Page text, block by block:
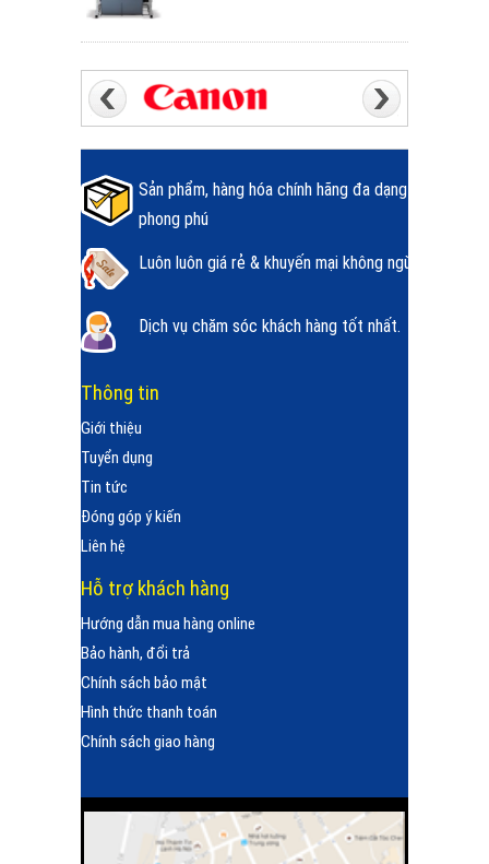
Sản phẩm, hàng hóa chính hãng đa dạng
phong phú
Luôn luôn giá rẻ & khuyến mại không ngừng.
Dịch vụ chăm sóc khách hàng tốt nhất.
Thông tin
Giới thiệu
Tuyển dụng
Tin tức
Đóng góp ý kiến
Liên hệ
Hỗ trợ khách hàng
Hướng dẫn mua hàng online
Bảo hành, đổi trả
Chính sách bảo mật
Hình thức thanh toán
Chính sách giao hàng